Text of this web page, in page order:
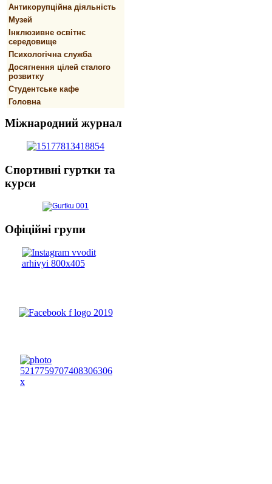
Антикорупційна діяльність
Музей
Інклюзивне освітнє
середовище
Психологічна служба
Досягнення цілей сталого
розвитку
Студентське кафе
Головна
Міжнародний журнал
Спортивнi гуртки та
курси
Офіційні групи